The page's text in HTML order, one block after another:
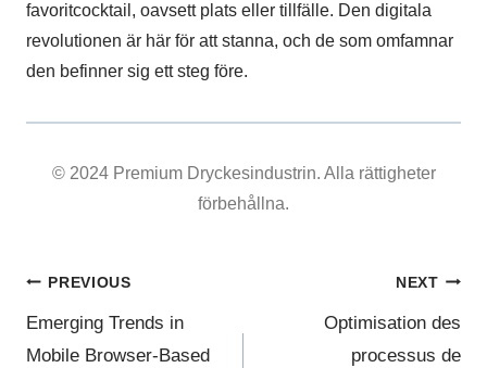
favoritcocktail, oavsett plats eller tillfälle. Den digitala
revolutionen är här för att stanna, och de som omfamnar
den befinner sig ett steg före.
© 2024 Premium Dryckesindustrin. Alla rättigheter
förbehållna.
PREVIOUS
Emerging Trends in
Mobile Browser-Based
NEXT
Optimisation des
processus de